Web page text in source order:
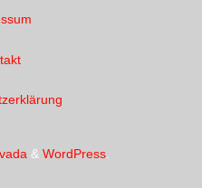
& WordPress